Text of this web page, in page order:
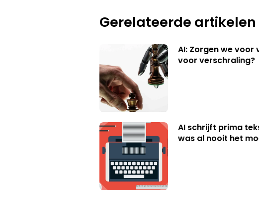
Gerelateerde artikelen
AI: Zorgen we
voor verschraling?
AI schrijft prima
was al nooit het